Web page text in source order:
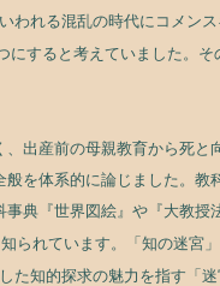
われる混乱の時代にコメン
にすると考えていました。
出産前の母親教育から死と
を体系的に論じました。教
典『世界図絵』や『大教授
られています。「知の迷宮
た知的探求の魅力を指す「